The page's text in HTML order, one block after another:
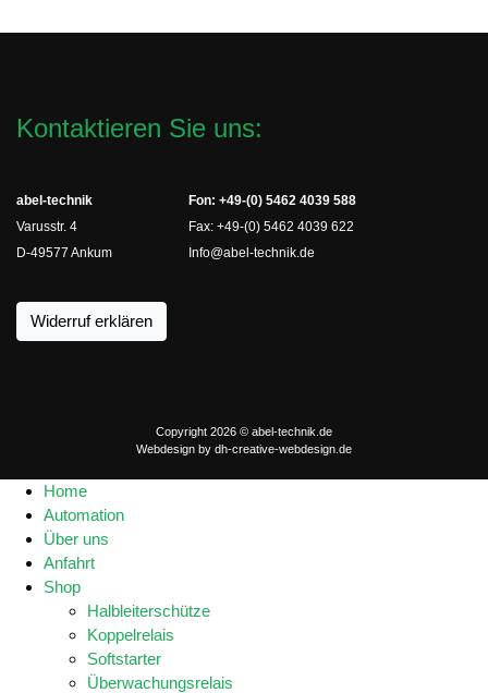
Kontaktieren Sie uns:
abel-technik
Varusstr. 4
D-49577 Ankum
Widerruf erklären
Fon: +49-(0) 5462 4039 588
Fax: +49-(0) 5462 4039 622
Info@abel-technik.de
Copyright 2026 © abel-technik.de
Webdesign by dh-creative-webdesign.de
Home
Automation
Über uns
Anfahrt
Shop
Halbleiterschütze
Koppelrelais
Softstarter
Überwachungsrelais